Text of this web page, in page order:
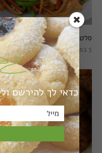
סלט פלפלים טרי וצבעוני
5 בפברואר 2021
6
כדאי לך להירשם